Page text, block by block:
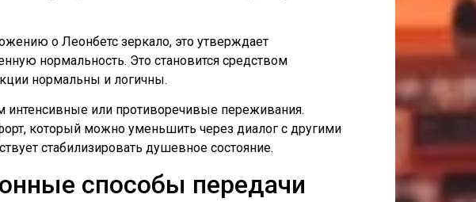
о Леонбетс зеркало, это утверждает
нормальность. Это становится средством
нормальны и логичны.
интенсивные или противоречивые переживания.
который можно уменьшить через диалог с другими
стабилизировать душевное состояние.
способы передачи